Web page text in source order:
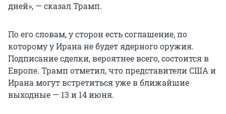
дней», — сказал Трамп.
По его словам, у сторон есть соглашение, по
которому у Ирана не будет ядерного оружия.
Подписание сделки, вероятнее всего, состоится в
Европе. Трамп отметил, что представители США и
Ирана могут встретиться уже в ближайшие
выходные — 13 и 14 июня.